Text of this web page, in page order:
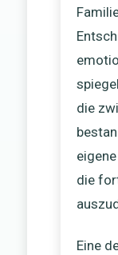
die
die
Eine